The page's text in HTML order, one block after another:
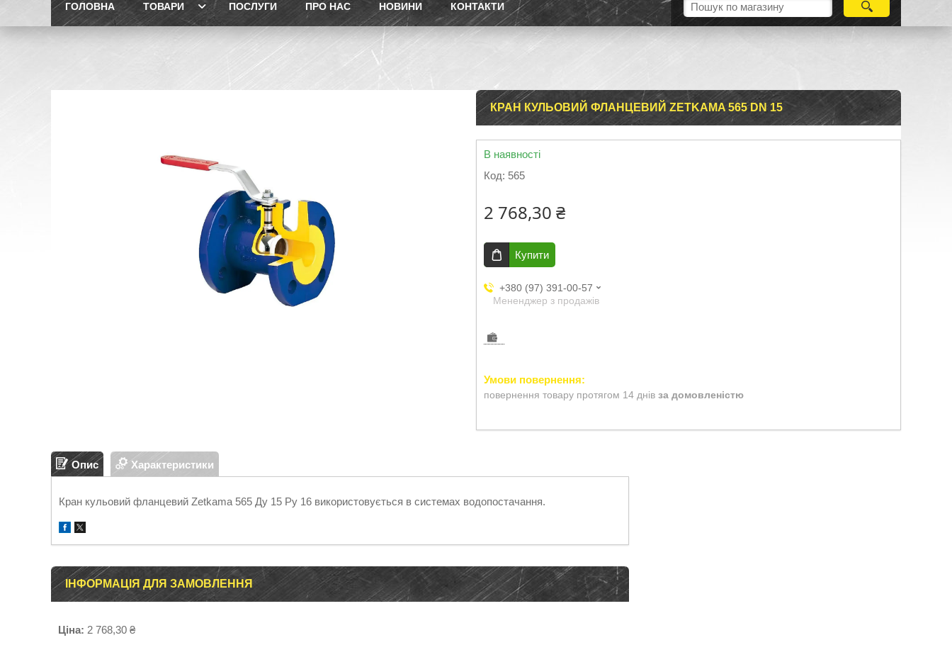
ГОЛОВНА ТОВАРИ ПОСЛУГИ ПРО НАС НОВИНИ КОНТАКТИ
КРАН КУЛЬОВИЙ ФЛАНЦЕВИЙ ZETKAMA 565 DN 15
В наявності
Код: 565
2 768,30 ₴
Купити
+380 (97) 391-00-57
Мененджер з продажів
повернення товару протягом 14 днів за домовленістю
Опис Характеристики
Кран кульовий фланцевий Zetkama 565 Ду 15 Ру 16 використовується в системах водопостачання.
ІНФОРМАЦІЯ ДЛЯ ЗАМОВЛЕННЯ
Ціна: 2 768,30 ₴